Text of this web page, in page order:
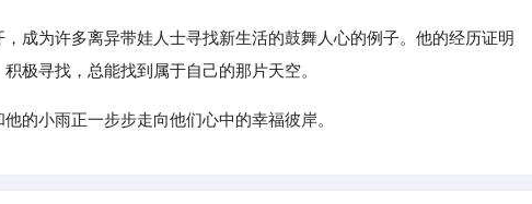
成为许多离异带娃人士寻找新生活的鼓舞人心的例子。他的经历证明
极寻找，总能找到属于自己的那片天空。
的小雨正一步步走向他们心中的幸福彼岸。